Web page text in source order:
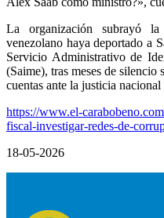
La organización subrayó
venezolano haya deportado a
Servicio Administrativo de
(Saime), tras meses de silencio
cuentas ante la justicia
https://www.el-
fiscal-investigar-redes-de-
18-05-2026